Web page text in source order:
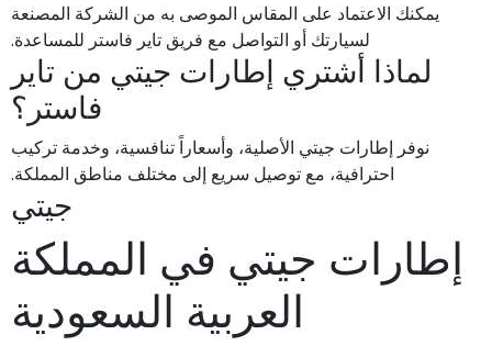
يمكنك الاعتماد على المقاس الموصى به من الشركة المصنعة
لسيارتك أو التواصل مع فريق تاير فاستر للمساعدة.
لماذا أشتري إطارات جيتي من تاير
فاستر؟
نوفر إطارات جيتي الأصلية، وأسعاراً تنافسية، وخدمة تركيب
احترافية، مع توصيل سريع إلى مختلف مناطق المملكة.
جيتي
إطارات جيتي في المملكة
العربية السعودية